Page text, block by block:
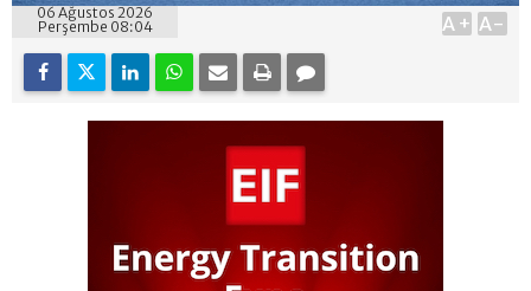
06 Ağustos 2026
Perşembe 08:04
A+ A-